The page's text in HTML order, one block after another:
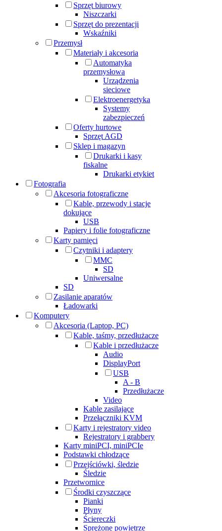
Sprzęt biurowy
Niszczarki
Sprzęt do prezentacji
Wskaźniki
Przemysł
Materiały i akcesoria
Automatyka
przemysłowa
Urządzenia
sieciowe
Elektroenergetyka
Systemy
zabezpieczeń
Oferty hurtowe
Sprzęt AGD
Sklep i magazyn
Drukarki i kasy
fiskalne
Drukarki etykiet
Fotografia
Akcesoria fotograficzne
Kable, przewody i stacje
dokujące
USB
Papiery i folie fotograficzne
Karty pamięci
Czytniki i adaptery
MMC
SD
Uniwersalne
SD
Zasilanie aparatów
Ładowarki
Komputery
Akcesoria (Laptop, PC)
Kable, taśmy, przedłużacze
Kable i przedłużacze
Audio
DisplayPort
USB
A - B
Przedłużacze
Video
Kable zasilające
Przełączniki KVM
Karty i rejestratory video
Rejestratory i grabbery
Karty miniPCI, miniPCIe
Podstawki chłodzące
Przejściówki, śledzie
Śledzie
Przetwornice
Środki czyszczące
Pianki
Płyny
Ściereczki
Sprężone powietrze